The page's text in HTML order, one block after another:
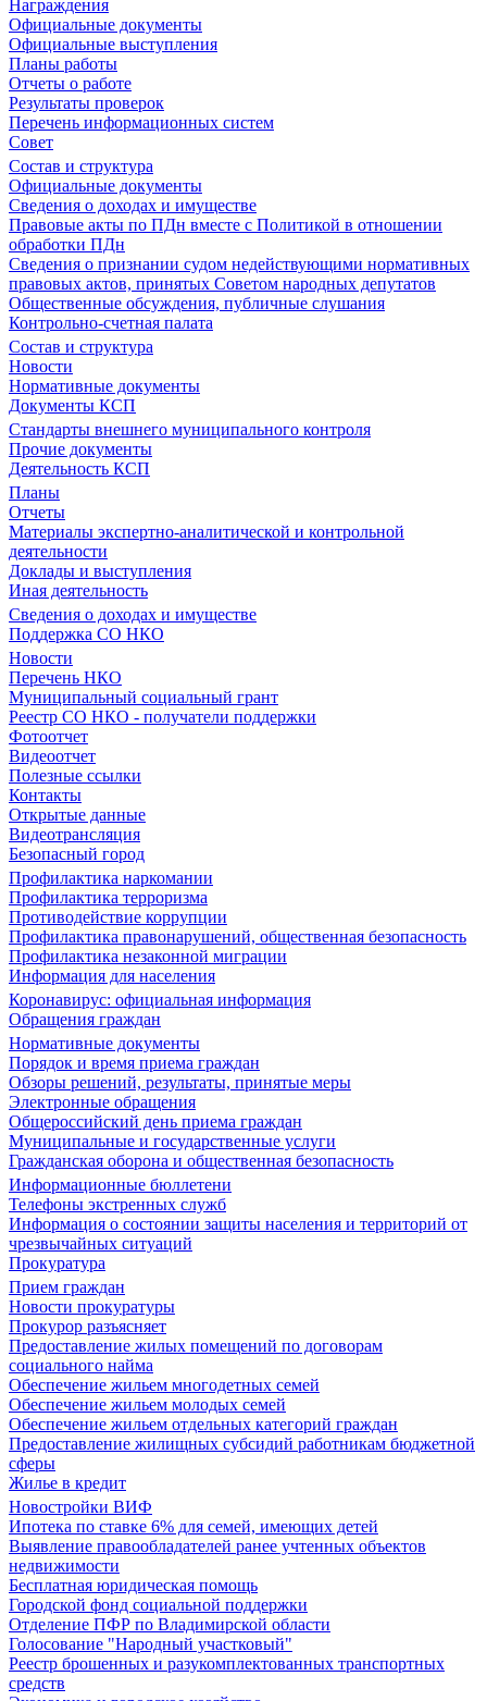
Награждения
Официальные документы
Официальные выступления
Планы работы
Отчеты о работе
Результаты проверок
Перечень информационных систем
Совет
Состав и структура
Официальные документы
Сведения о доходах и имуществе
Правовые акты по ПДн вместе с Политикой в отношении
обработки ПДн
Сведения о признании судом недействующими нормативных
правовых актов, принятых Советом народных депутатов
Общественные обсуждения, публичные слушания
Контрольно-счетная палата
Состав и структура
Новости
Нормативные документы
Документы КСП
Стандарты внешнего муниципального контроля
Прочие документы
Деятельность КСП
Планы
Отчеты
Материалы экспертно-аналитической и контрольной
деятельности
Доклады и выступления
Иная деятельность
Сведения о доходах и имуществе
Поддержка СО НКО
Новости
Перечень НКО
Муниципальный социальный грант
Реестр СО НКО - получатели поддержки
Фотоотчет
Видеоотчет
Полезные ссылки
Контакты
Открытые данные
Видеотрансляция
Безопасный город
Профилактика наркомании
Профилактика терроризма
Противодействие коррупции
Профилактика правонарушений, общественная безопасность
Профилактика незаконной миграции
Информация для населения
Коронавирус: официальная информация
Обращения граждан
Нормативные документы
Порядок и время приема граждан
Обзоры решений, результаты, принятые меры
Электронные обращения
Общероссийский день приема граждан
Муниципальные и государственные услуги
Гражданская оборона и общественная безопасность
Информационные бюллетени
Телефоны экстренных служб
Информация о состоянии защиты населения и территорий от
чрезвычайных ситуаций
Прокуратура
Прием граждан
Новости прокуратуры
Прокурор разъясняет
Предоставление жилых помещений по договорам
социального найма
Обеспечение жильем многодетных семей
Обеспечение жильем молодых семей
Обеспечение жильем отдельных категорий граждан
Предоставление жилищных субсидий работникам бюджетной
сферы
Жилье в кредит
Новостройки ВИФ
Ипотека по ставке 6% для семей, имеющих детей
Выявление правообладателей ранее учтенных объектов
недвижимости
Бесплатная юридическая помощь
Городской фонд социальной поддержки
Отделение ПФР по Владимирской области
Голосование "Народный участковый"
Реестр брошенных и разукомплектованных транспортных
средств